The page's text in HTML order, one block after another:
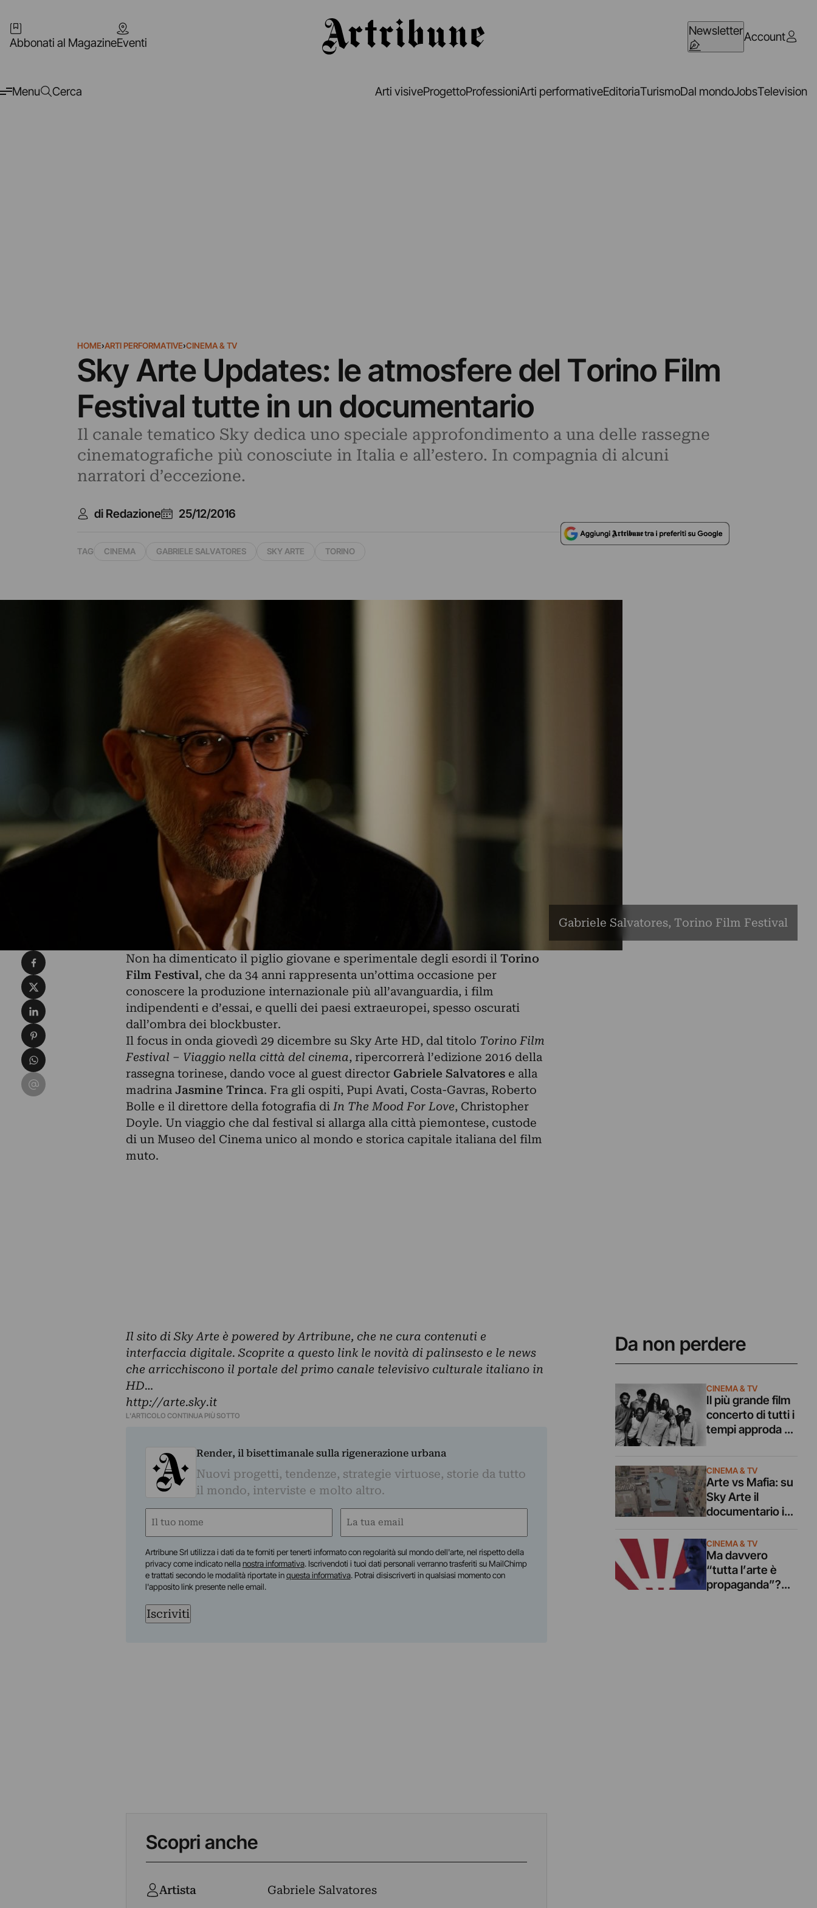
Abbonati al MagazineEventi
NewsletterAccount
Menu Cerca Arti visiveProgettoProfessioniArti performativeEditoriaTurismoDal mondoJobsTelevision
HOME›ARTI PERFORMATIVE›CINEMA & TV
Sky Arte Updates: le atmosfere del Torino Film
Festival tutte in un documentario
Il canale tematico Sky dedica uno speciale approfondimento a una delle rassegne
cinematografiche più conosciute in Italia e all’estero. In compagnia di alcuni
narratori d’eccezione.
di Redazione 25/12/2016
TAG CINEMA GABRIELE SALVATORES SKY ARTE TORINO
Gabriele Salvatores, Torino Film Festival
Non ha dimenticato il piglio giovane e sperimentale degli esordi il Torino
Film Festival, che da 34 anni rappresenta un’ottima occasione per
conoscere la produzione internazionale più all’avanguardia, i film
indipendenti e d’essai, e quelli dei paesi extraeuropei, spesso oscurati
dall’ombra dei blockbuster.
Il focus in onda giovedì 29 dicembre su Sky Arte HD, dal titolo Torino Film
Festival – Viaggio nella città del cinema, ripercorrerà l’edizione 2016 della
rassegna torinese, dando voce al guest director Gabriele Salvatorese alla
madrina Jasmine Trinca. Fra gli ospiti, Pupi Avati, Costa-Gavras, Roberto
Bolle e il direttore della fotografia di In The Mood For Love, Christopher
Doyle. Un viaggio che dal festival si allarga alla città piemontese, custode
di un Museo del Cinema unico al mondo e storica capitale italiana del film
muto.
Il sito di Sky Arte è powered by Artribune, che ne cura contenuti e
interfaccia digitale. Scoprite a questo link le novità di palinsesto e le news
che arricchiscono il portale del primo canale televisivo culturale italiano in
HD…
http://arte.sky.it
L'ARTICOLO CONTINUA PIÙ SOTTO
Render, il bisettimanale sulla rigenerazione urbana
Nuovi progetti, tendenze, strategie virtuose, storie da tutto
il mondo, interviste e molto altro.
Nome
Email
Artribune Srl utilizza i dati da te forniti per tenerti informato con regolarità sul mondo dell'arte, nel rispetto della
privacy come indicato nellanostra informativa. Iscrivendoti i tuoi dati personali verranno trasferiti su MailChimp
e trattati secondo le modalità riportate inquesta informativa. Potrai disiscriverti in qualsiasi momento con
l'apposito link presente nelle email.
Iscriviti
Scopri anche
Artista Gabriele Salvatores
Da non perdere
CINEMA & TV
Il più grande film
concerto di tutti i
tempi approda su
CINEMA & TV
Arte vs Mafia: su
Sky Arte il
documentario in
Falcone e
Borsellino
CINEMA & TV
Ma davvero
“tutta l’arte è
propaganda”?
Condividi su Facebook
Condividi su X
Condividi su LinkedIn
Condividi su Pinterest
Condividi su WhatsApp
Condividi su Email